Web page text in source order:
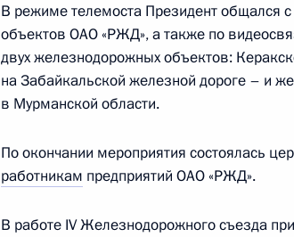
Заседание комиссии Госсовета по
31 января 2024 года, 13:50
В законодательство внесены
на защиту объектов транспортной
30 января 2024 года, 20:10
В режиме телемоста Президент общался
объектов ОАО «РЖД», а также по
двух железнодорожных объектов:
на Забайкальской железной дороге – и
в Мурманской области.
По окончании мероприятия состоялась
работникам предприятий ОАО «РЖД».
В работе IV Железнодорожного съезда